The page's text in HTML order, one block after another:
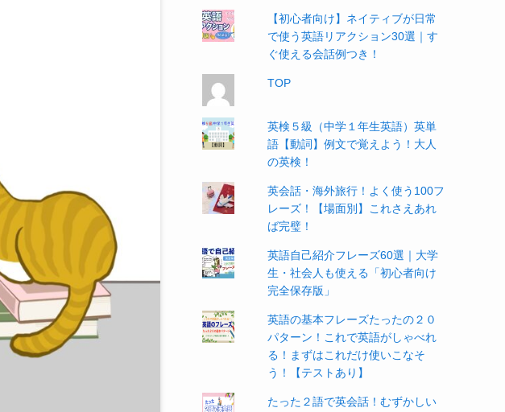
【初心者向け】ネイティブが日常
で使う英語リアクション30選｜す
ぐ使える会話例つき！
TOP
英検５級（中学１年生英語）英単
語【動詞】例文で覚えよう！大人
の英検！
英会話・海外旅行！よく使う100フ
レーズ！【場面別】これさえあれ
ば完璧！
英語自己紹介フレーズ60選｜大学
生・社会人も使える「初心者向け
完全保存版」
英語の基本フレーズたったの２０
パターン！これで英語がしゃべれ
る！まずはこれだけ使いこなそ
う！【テストあり】
たった２語で英会話！むずかしい